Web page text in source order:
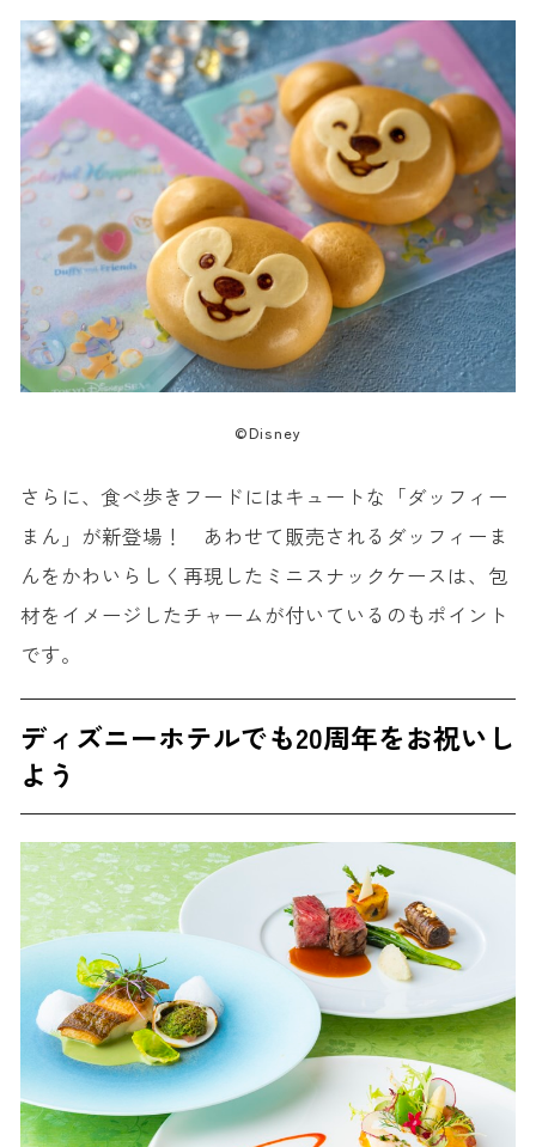
©Disney
さらに、食べ歩きフードにはキュートな「ダッフィー
まん」が新登場！ あわせて販売されるダッフィーま
んをかわいらしく再現したミニスナックケースは、包
材をイメージしたチャームが付いているのもポイント
です。
ディズニーホテルでも20周年をお祝いし
よう